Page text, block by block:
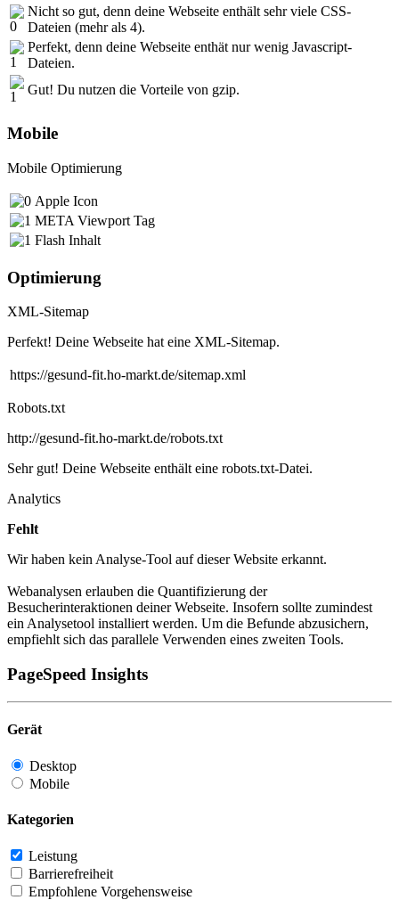
Nicht so gut, denn deine Webseite enthält sehr viele CSS-
Dateien (mehr als 4).
Perfekt, denn deine Webseite enthät nur wenig Javascript-
Dateien.
Gut! Du nutzen die Vorteile von gzip.
Mobile
Mobile Optimierung
Apple Icon
META Viewport Tag
Flash Inhalt
Optimierung
XML-Sitemap
Perfekt! Deine Webseite hat eine XML-Sitemap.
https://gesund-fit.ho-markt.de/sitemap.xml
Robots.txt
http://gesund-fit.ho-markt.de/robots.txt
Sehr gut! Deine Webseite enthält eine robots.txt-Datei.
Analytics
Fehlt
Wir haben kein Analyse-Tool auf dieser Website erkannt.
Webanalysen erlauben die Quantifizierung der
Besucherinteraktionen deiner Webseite. Insofern sollte zumindest
ein Analysetool installiert werden. Um die Befunde abzusichern,
empfiehlt sich das parallele Verwenden eines zweiten Tools.
PageSpeed Insights
Gerät
Desktop
Mobile
Kategorien
Leistung
Barrierefreiheit
Empfohlene Vorgehensweise